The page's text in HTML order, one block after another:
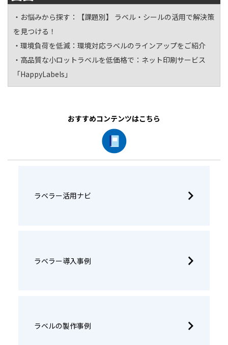
・お悩みから探す：
【課題別】 ラベル・シールの活用で解決策
を見つける！
・環境負荷を低減： 環境対応ラベルのラインアップをご紹介
・高品質な小ロットラベルを低価格で： ネット印刷サービス
「HappyLabels」
おすすめコンテンツはこちら
ラベラー活用ナビ
ラベラー導入事例
ラベルの製作事例